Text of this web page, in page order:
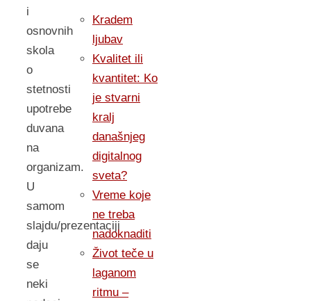
i
osnovnih
skola
o
stetnosti
upotrebe
duvana
na
organizam.
U
samom
slajdu/prezentaciji
daju
se
neki
Kradem
ljubav
Kvalitet ili
kvantitet: Ko
je stvarni
kralj
današnjeg
digitalnog
sveta?
Vreme koje
ne treba
nadoknaditi
Život teče u
laganom
ritmu –